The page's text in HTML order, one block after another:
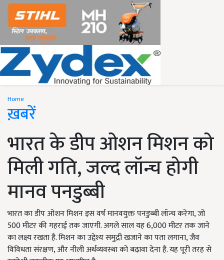
Home
ख़बरें
भारत के डीप ओशन मिशन को
मिली गति, जल्द लॉन्च होगी
मानव पनडुब्बी
भारत का डीप ओशन मिशन इस वर्ष मानवयुक्त पनडुब्बी लॉन्च करेगा, जो
500 मीटर की गहराई तक जाएगी. अगले साल यह 6,000 मीटर तक जाने
का लक्ष्य रखता है. मिशन का उद्देश्य समुद्री खजाने का पता लगाना, जैव
विविधता संरक्षण, और नीली अर्थव्यवस्था को बढ़ावा देना है. यह पूरी तरह से